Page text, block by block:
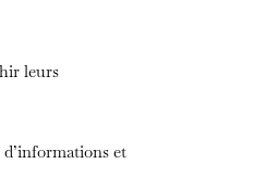
leurs
d’informations et